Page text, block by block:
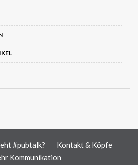
#pubtalk?
Kontakt & Köpfe
Kommunikation